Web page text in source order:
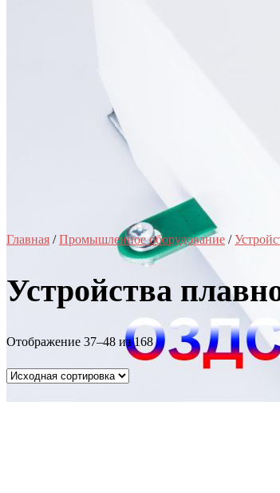
Главная /Промышленное оборудование /
Устройства
Отображение 37–48 из 168